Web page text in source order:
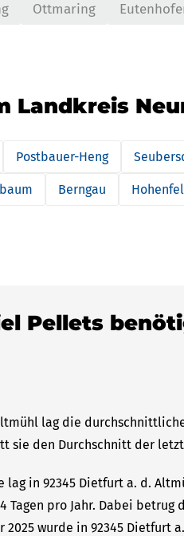
Ottmaring
Landkreis
Postbauer-Heng
Berngau
Pellets
lag die
sie den Durchschnitt der
lag in 92345 Dietfurt a. d.
Tagen pro Jahr. Dabei
2025 wurde in 92345 Dietfurt